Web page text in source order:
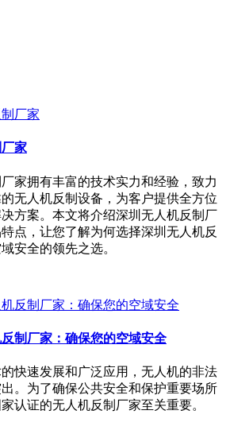
家
家拥有丰富的技术实力和经验，致力
无人机反制设备，为客户提供全方位
方案。本文将介绍深圳无人机反制厂
点，让您了解为何选择深圳无人机反
安全的领先之选。
制厂家：确保您的空域安全
快速发展和广泛应用，无人机的非法
。为了确保公共安全和保护重要场所
认证的无人机反制厂家至关重要。